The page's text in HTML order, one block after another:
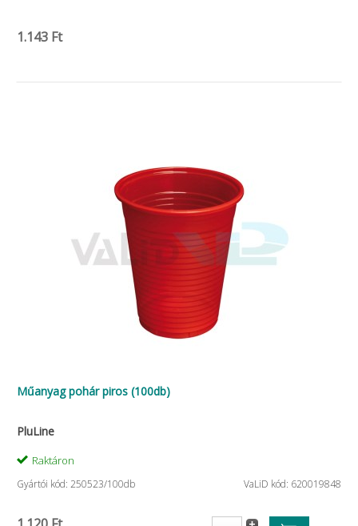
1.143 Ft
Műanyag pohár piros (100db)
PluLine
Raktáron
Gyártói kód: 250523/100db VaLiD kód: 620019848